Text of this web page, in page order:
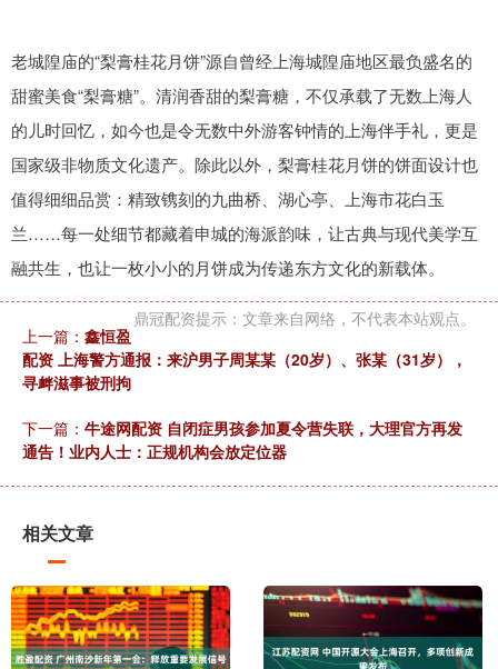
老城隍庙的“梨膏桂花月饼”源自曾经上海城隍庙地区最负盛名的
甜蜜美食“梨膏糖”。清润香甜的梨膏糖，不仅承载了无数上海人
的儿时回忆，如今也是令无数中外游客钟情的上海伴手礼，更是
国家级非物质文化遗产。除此以外，梨膏桂花月饼的饼面设计也
值得细细品赏：精致镌刻的九曲桥、湖心亭、上海市花白玉
兰……每一处细节都藏着申城的海派韵味，让古典与现代美学互
融共生，也让一枚小小的月饼成为传递东方文化的新载体。
鼎冠配资提示：文章来自网络，不代表本站观点。
上一篇： 鑫恒盈
配资 上海警方通报：来沪男子周某某（20岁）、张某（31岁），
寻衅滋事被刑拘
下一篇： 牛途网配资 自闭症男孩参加夏令营失联，大理官方再发
通告！业内人士：正规机构会放定位器
相关文章